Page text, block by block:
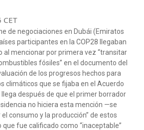
de negociaciones en Dubái (Emiratos
participantes en la COP28 llegaban
al mencionar por primera vez “transitar
fósiles” en el documento del
de los progresos hechos para
climáticos que se fijaba en el Acuerdo
después de que el primer borrador
no hiciera esta mención —se
consumo y la producción” de estos
fue calificado como “inaceptable”